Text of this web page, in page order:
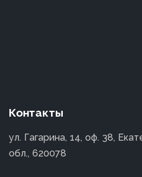
Контакты
ул. Гагарина, 14, оф. 38,
обл., 620078